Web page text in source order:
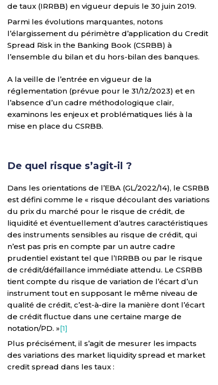
de taux (IRRBB) en vigueur depuis le 30 juin 2019.
Parmi les évolutions marquantes, notons
l’élargissement du périmètre d’application du Credit
Spread Risk in the Banking Book (CSRBB) à
l’ensemble du bilan et du hors-bilan des banques.
A la veille de l’entrée en vigueur de la
réglementation (prévue pour le 31/12/2023) et en
l’absence d’un cadre méthodologique clair,
examinons les enjeux et problématiques liés à la
mise en place du CSRBB.
De quel risque s’agit-il ?
Dans les orientations de l’EBA (GL/2022/14), le CSRBB
est défini comme le « risque découlant des variations
du prix du marché pour le risque de crédit, de
liquidité et éventuellement d’autres caractéristiques
des instruments sensibles au risque de crédit, qui
n’est pas pris en compte par un autre cadre
prudentiel existant tel que l’IRRBB ou par le risque
de crédit/défaillance immédiate attendu. Le CSRBB
tient compte du risque de variation de l’écart d’un
instrument tout en supposant le même niveau de
qualité de crédit, c’est-à-dire la manière dont l’écart
de crédit fluctue dans une certaine marge de
notation/PD. »[1]
Plus précisément, il s’agit de mesurer les impacts
des variations des market liquidity spread et market
credit spread dans les taux :